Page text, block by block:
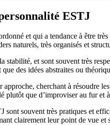
ESTJ
et qui a tendance à être
naturels, très organisés et
et sont souvent très
des idées abstraites ou
cherchant à résoudre
que d’improviser au fur et
sont souvent très pratiques et
clairement leur point de vue et